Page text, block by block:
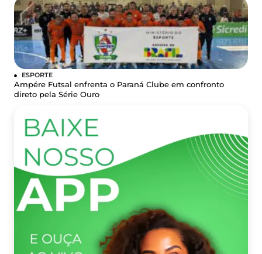
ESPORTE
Ampére Futsal enfrenta o Paraná Clube em confronto
direto pela Série Ouro